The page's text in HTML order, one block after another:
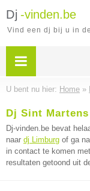
Dj -vinden.be
Vind een dj bij u in
U bent nu hier: Home »
Dj Sint Martens
Dj-vinden.be bevat
naar dj Limburg of ga
in contact te komen
resultaten getoond uit